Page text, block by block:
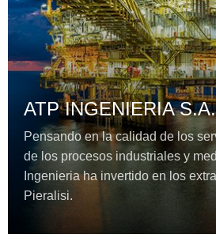
ATP INGENIERIA
Pensando en la calidad de los
de los procesos industriales y
Ingenieria ha invertido en los
Pieralisi.